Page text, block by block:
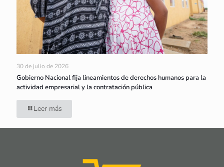
30 de julio de 2026
Gobierno Nacional fija lineamientos de derechos humanos para la
actividad empresarial y la contratación pública
Leer más